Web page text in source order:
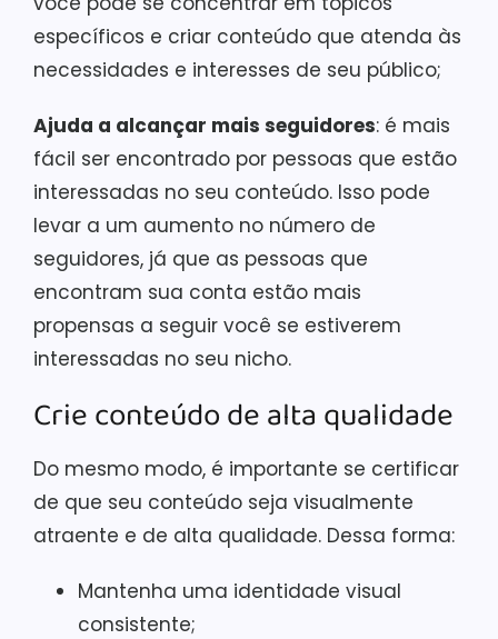
específicos e criar conteúdo que atenda às
necessidades e interesses de seu público;
Ajuda a alcançar mais seguidores: é mais
fácil ser encontrado por pessoas que estão
interessadas no seu conteúdo. Isso pode
levar a um aumento no número de
seguidores, já que as pessoas que
encontram sua conta estão mais
propensas a seguir você se estiverem
interessadas no seu nicho.
Crie conteúdo de alta qualidade
Do mesmo modo, é importante se certificar
de que seu conteúdo seja visualmente
atraente e de alta qualidade. Dessa forma:
Mantenha uma identidade visual
consistente;